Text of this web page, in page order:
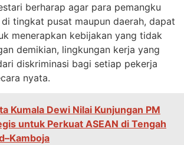
berharap agar para pemangku
tingkat pusat maupun daerah, dapat
menerapkan kebijakan yang tidak
demikian, lingkungan kerja yang
diskriminasi bagi setiap pekerja
nyata.
Kumala Dewi Nilai Kunjungan PM
untuk Perkuat ASEAN di Tengah